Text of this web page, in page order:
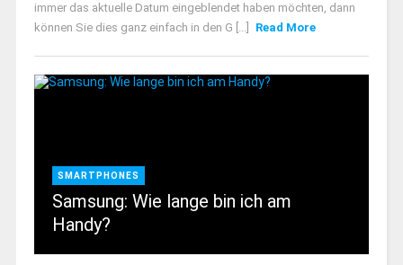
immer das aktuelle Datum eingeblendet haben möchten, dann
können Sie dies ganz einfach in den G [...]
Read More
SMARTPHONES
Samsung: Wie lange bin ich am
Handy?